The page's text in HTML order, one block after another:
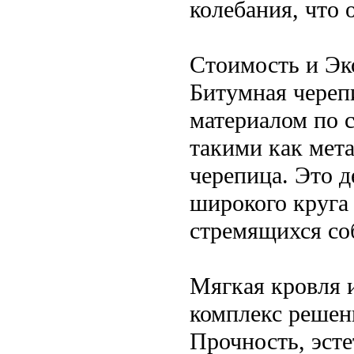
колебания,
Стоимость и
Битумная
материалом по
такими как
черепица. Это
широкого
стремящихся
Мягкая кровля
комплекс
Прочность,